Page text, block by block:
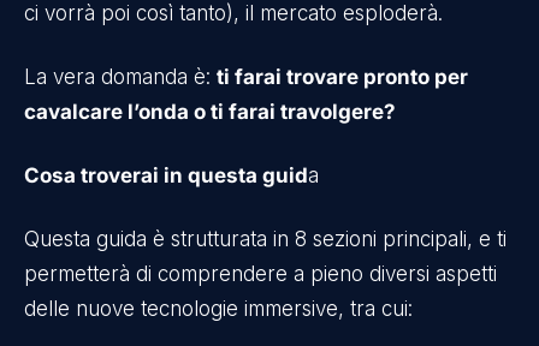
ci vorrà poi così tanto), il mercato esploderà.
La vera domanda è: ti farai trovare pronto per
cavalcare l’onda o ti farai travolgere?
Cosa troverai in questa guida
Questa guida è strutturata in 8 sezioni principali, e ti
permetterà di comprendere a pieno diversi aspetti
delle nuove tecnologie immersive, tra cui: